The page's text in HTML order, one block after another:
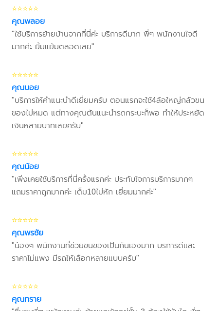
⭐⭐⭐⭐⭐
คุณพลอย
"ใช้บริการย้ายบ้านจากที่นี่ค่ะ บริการดีมาก พี่ๆ พนักงานใจดี
มากค่ะ ยิ้มแย้มตลอดเลย"
⭐⭐⭐⭐⭐
คุณบอย
"บริการให้คำแนะนำดีเยี่ยมครับ ตอนแรกจะใช้4ล้อใหญ่กลัวขน
ของไม่หมด แต่ทางคุณต้นแนะนำรถกระบะก็พอ ทำให้ประหยัด
เงินหลายบาทเลยครับ"
⭐⭐⭐⭐⭐
คุณน้อย
"เพิ่งเคยใช้บริการที่นี่ครั้งแรกค่ะ ประทับใจการบริการมากๆ
แถมราคาถูกมากค่ะ เต็ม10ไม่หัก เยี่ยมมากค่ะ"
⭐⭐⭐⭐⭐
คุณพรชัย
"น้องๆ พนักงานที่ช่วยขนของเป็นกันเองมาก บริการดีและ
ราคาไม่แพง มีรถให้เลือกหลายแบบครับ"
⭐⭐⭐⭐⭐
คุณทราย